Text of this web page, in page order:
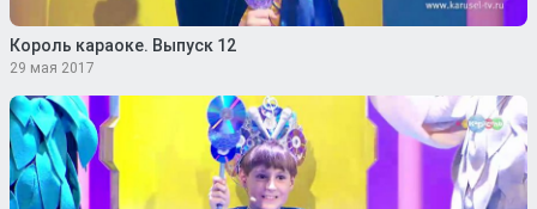
Король караоке. Выпуск 12
29 мая 2017